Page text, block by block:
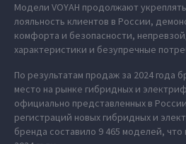
Модели VOYAH продолжают
лояльность клиентов в России,
комфорта и безопасности,
характеристики и безупречные
По результатам продаж за 2024 года
место на рынке гибридных и
официально представленных в
регистраций новых гибридных и
бренда составило 9 465 моделей,